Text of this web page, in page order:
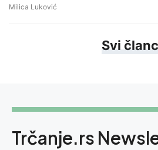
Milica Luković
Svi
Trčanje.rs